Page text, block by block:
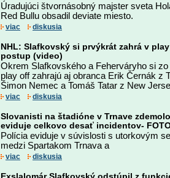
Úradujúci štvornásobný majster sveta
Red Bullu obsadil deviate miesto.
viac diskusia
NHL: Slafkovský si prvýkrát zahrá v
postup (video)
Okrem Slafkovského a Feherváryho si
play off zahrajú aj obranca Erik Černák z
Šimon Nemec a Tomáš Tatar z New
viac diskusia
Slovanisti na štadióne v Trnave
eviduje celkovo desať incidentov-
Polícia eviduje v súvislosti s utorkovým
medzi Spartakom Trnava a
viac diskusia